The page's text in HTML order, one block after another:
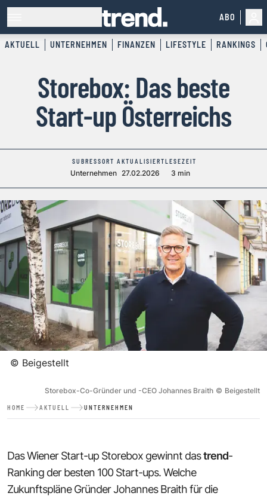
ABO
AKTUELL UNTERNEHMEN FINANZEN LIFESTYLE RANKINGS
Storebox: Das beste
Start-up Österreichs
SUBRESSORT
Unternehmen
AKTUALISIERT
27.02.2026
LESEZEIT
3 min
© Beigestellt
Storebox-Co-Gründer und -CEO Johannes Braith © Beigestellt
HOME AKTUELL UNTERNEHMEN
Das Wiener Start-up Storebox gewinnt dastrend-
Ranking der besten 100 Start-ups. Welche
Zukunftspläne Gründer Johannes Braith für die